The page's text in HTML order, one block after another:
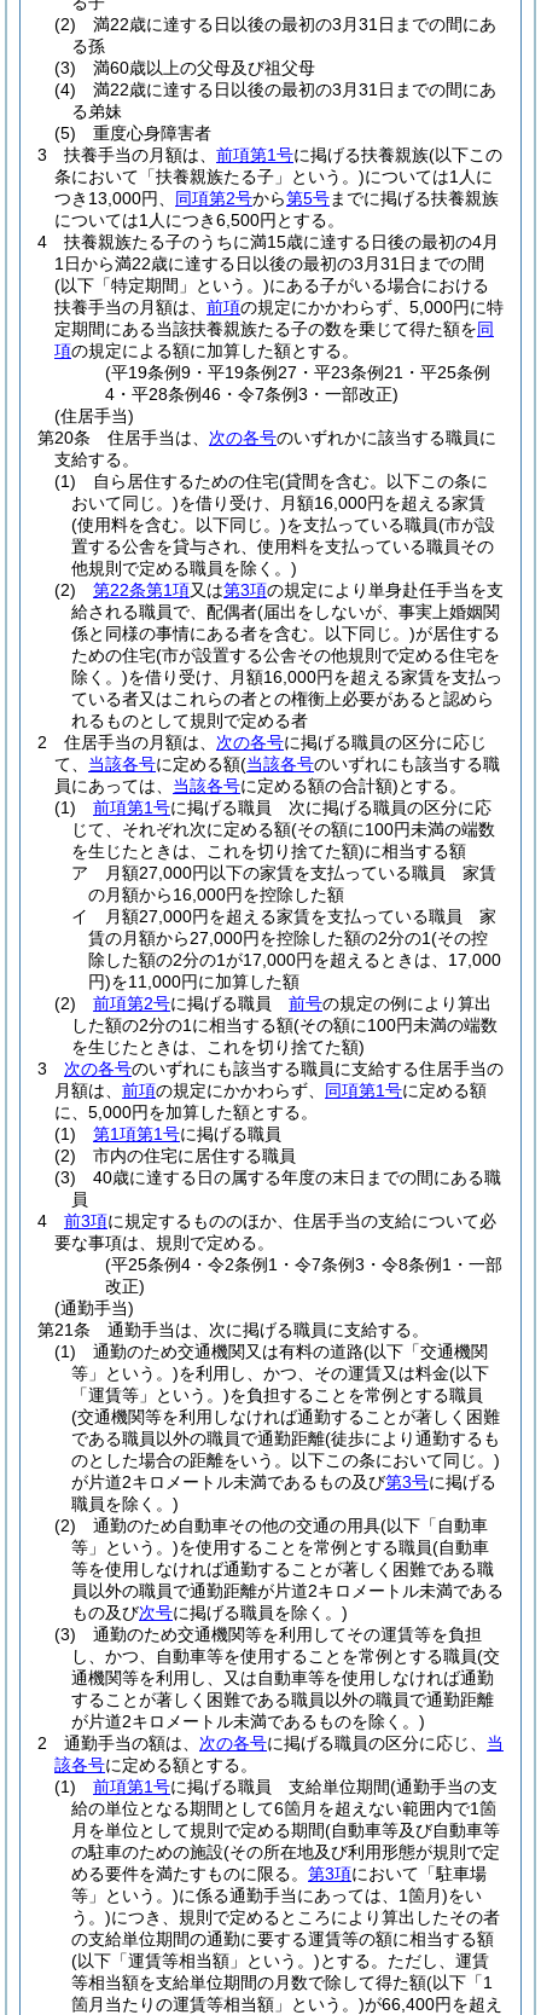
(2)
満22歳に達する日以後の最初の3月31日までの間にあ
る孫
(3)
満60歳以上の父母及び祖父母
(4)
満22歳に達する日以後の最初の3月31日までの間にあ
る弟妹
(5)
重度心身障害者
3
扶養手当の月額は、 前項第1号に掲げる扶養親族(以下この
条において「扶養親族たる子」という。)については1人に
つき13,000円、 同項第2号から第5号までに掲げる扶養親族
については1人につき6,500円とする。
4
扶養親族たる子のうちに満15歳に達する日後の最初の4月
1日から満22歳に達する日以後の最初の3月31日までの間
(以下「特定期間」という。)にある子がいる場合における
扶養手当の月額は、 前項の規定にかかわらず、5,000円に特
定期間にある当該扶養親族たる子の数を乗じて得た額を同
項の規定による額に加算した額とする。
(平19条例9・平19条例27・平23条例21・平25条例
4・平28条例46・令7条例3・一部改正)
(住居手当)
第20条
住居手当は、 次の各号のいずれかに該当する職員に
支給する。
(1)
自ら居住するための住宅(貸間を含む。以下この条に
おいて同じ。)を借り受け、月額16,000円を超える家賃
(使用料を含む。以下同じ。)を支払っている職員(市が設
置する公舎を貸与され、使用料を支払っている職員その
他規則で定める職員を除く。)
(2)
第22条第1項又は第3項の規定により単身赴任手当を支
給される職員で、配偶者(届出をしないが、事実上婚姻関
係と同様の事情にある者を含む。以下同じ。)が居住する
ための住宅(市が設置する公舎その他規則で定める住宅を
除く。)を借り受け、月額16,000円を超える家賃を支払っ
ている者又はこれらの者との権衡上必要があると認めら
れるものとして規則で定める者
2
住居手当の月額は、 次の各号に掲げる職員の区分に応じ
て、 当該各号に定める額(当該各号のいずれにも該当する職
員にあっては、 当該各号に定める額の合計額)とする。
(1)
前項第1号に掲げる職員 次に掲げる職員の区分に応
じて、それぞれ次に定める額(その額に100円未満の端数
を生じたときは、これを切り捨てた額)に相当する額
ア
月額27,000円以下の家賃を支払っている職員 家賃
の月額から16,000円を控除した額
イ
月額27,000円を超える家賃を支払っている職員 家
賃の月額から27,000円を控除した額の2分の1(その控
除した額の2分の1が17,000円を超えるときは、17,000
円)を11,000円に加算した額
(2)
前項第2号に掲げる職員 前号の規定の例により算出
した額の2分の1に相当する額(その額に100円未満の端数
を生じたときは、これを切り捨てた額)
3
次の各号のいずれにも該当する職員に支給する住居手当の
月額は、 前項の規定にかかわらず、 同項第1号に定める額
に、5,000円を加算した額とする。
(1)
第1項第1号に掲げる職員
(2)
市内の住宅に居住する職員
(3)
40歳に達する日の属する年度の末日までの間にある職
員
4
前3項に規定するもののほか、住居手当の支給について必
要な事項は、規則で定める。
(平25条例4・令2条例1・令7条例3・令8条例1・一部
改正)
(通勤手当)
第21条
通勤手当は、次に掲げる職員に支給する。
(1)
通勤のため交通機関又は有料の道路(以下「交通機関
等」という。)を利用し、かつ、その運賃又は料金(以下
「運賃等」という。)を負担することを常例とする職員
(交通機関等を利用しなければ通勤することが著しく困難
である職員以外の職員で通勤距離(徒歩により通勤するも
のとした場合の距離をいう。以下この条において同じ。)
が片道2キロメートル未満であるもの及び第3号に掲げる
職員を除く。)
(2)
通勤のため自動車その他の交通の用具(以下「自動車
等」という。)を使用することを常例とする職員(自動車
等を使用しなければ通勤することが著しく困難である職
員以外の職員で通勤距離が片道2キロメートル未満である
もの及び次号に掲げる職員を除く。)
(3)
通勤のため交通機関等を利用してその運賃等を負担
し、かつ、自動車等を使用することを常例とする職員(交
通機関等を利用し、又は自動車等を使用しなければ通勤
することが著しく困難である職員以外の職員で通勤距離
が片道2キロメートル未満であるものを除く。)
2
通勤手当の額は、 次の各号に掲げる職員の区分に応じ、 当
該各号に定める額とする。
(1)
前項第1号に掲げる職員 支給単位期間(通勤手当の支
給の単位となる期間として6箇月を超えない範囲内で1箇
月を単位として規則で定める期間(自動車等及び自動車等
の駐車のための施設(その所在地及び利用形態が規則で定
める要件を満たすものに限る。 第3項において「駐車場
等」という。)に係る通勤手当にあっては、1箇月)をい
う。)につき、規則で定めるところにより算出したその者
の支給単位期間の通勤に要する運賃等の額に相当する額
(以下「運賃等相当額」という。)とする。 ただし、運賃
等相当額を支給単位期間の月数で除して得た額(以下「1
箇月当たりの運賃等相当額」という。)が66,400円を超え